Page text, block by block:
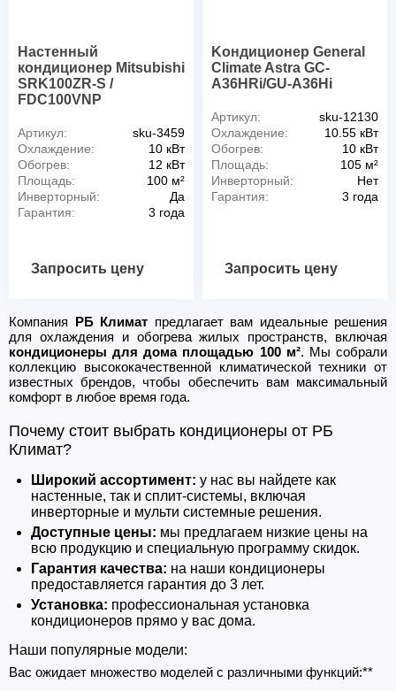
Настенный
кондиционер Mitsubishi
SRK100ZR-S /
FDC100VNP
Артикул:
sku-3459
Охлаждение:
10 кВт
Обогрев:
12 кВт
Площадь:
100 м²
Инверторный:
Да
Гарантия:
3 года
Запросить цену
Kондиционер General
Climate Astra GC-
A36HRi/GU-A36Hi
Артикул:
sku-12130
Охлаждение:
10.55 кВт
Обогрев:
10 кВт
Площадь:
105 м²
Инверторный:
Нет
Гарантия:
3 года
Запросить цену
Компания РБ Климат предлагает вам идеальные решения
для охлаждения и обогрева жилых пространств, включая
кондиционеры для дома площадью 100 м². Мы собрали
коллекцию высококачественной климатической техники от
известных брендов, чтобы обеспечить вам максимальный
комфорт в любое время года.
Почему стоит выбрать кондиционеры от РБ
Климат?
Широкий ассортимент: у нас вы найдете как
настенные, так и сплит-системы, включая
инверторные и мульти системные решения.
Доступные цены: мы предлагаем низкие цены на
всю продукцию и специальную программу скидок.
Гарантия качества: на наши кондиционеры
предоставляется гарантия до 3 лет.
Установка: профессиональная установка
кондиционеров прямо у вас дома.
Наши популярные модели:
Вас ожидает множество моделей с различными функций:**